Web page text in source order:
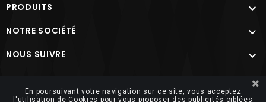
PRODUITS 
NOTRE SOCIÉTÉ 
NOUS SUIVRE 
En poursuivant votre navigation sur ce site, vous acceptez
l'utilisation de Cookies pour vous proposer des publicités ciblées